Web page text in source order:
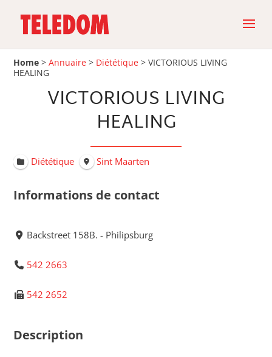
Home >Annuaire > Diététique >VICTORIOUS LIVING
HEALING
VICTORIOUS LIVING
HEALING
Diététique Sint Maarten
Informations de contact
Backstreet 158B. - Philipsburg
542 2663
542 2652
Description